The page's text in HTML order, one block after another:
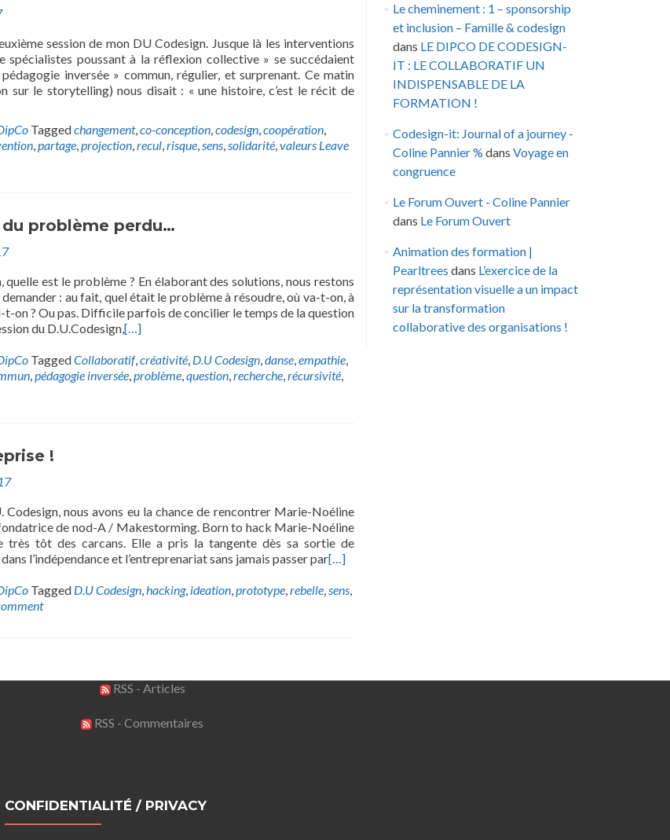
session de mon DU Codesign. Jusque là les interventions
spécialistes poussant à la réflexion collective » se succédaient
inversée » commun, régulier, et surprenant. Ce matin
sur le storytelling) nous disait : « une histoire, c’est le récit de
Taggedchangement,co-conception,codesign,coopération,
,partage,projection,recul,risque,sens,solidarité,valeurs Leave
problème perdu…
quelle est le problème ? En élaborant des solutions, nous restons
: au fait, quel était le problème à résoudre, où va-t-on, à
on ? Ou pas. Difficile parfois de concilier le temps de la question
du D.U.Codesign,[…]
TaggedCollaboratif,créativité, D.U Codesign,danse,empathie,
,pédagogie inversée,problème,question,recherche,récursivité,
!
Codesign, nous avons eu la chance de rencontrer Marie-Noéline
de nod-A / Makestorming. Born to hack Marie-Noéline
très tôt des carcans. Elle a pris la tangente dès sa sortie de
dans l’indépendance et l’entreprenariat sans jamais passer par[…]
Tagged D.U Codesign,hacking, ideation,prototype,rebelle,sens,
Le cheminement : 1 – sponsorship
et inclusion – Famille & codesign
dans LE DIPCO DE CODESIGN-
IT : LE COLLABORATIF UN
INDISPENSABLE DE LA
FORMATION !
Codesign-it: Journal of a journey -
Coline Pannier % dans Voyage en
congruence
Le Forum Ouvert - Coline Pannier
dans Le Forum Ouvert
Animation des formation |
Pearltrees dans L’exercice de la
représentation visuelle a un impact
sur la transformation
collaborative des organisations !
RSS - Articles
RSS - Commentaires
CONFIDENTIALITÉ / PRIVACY